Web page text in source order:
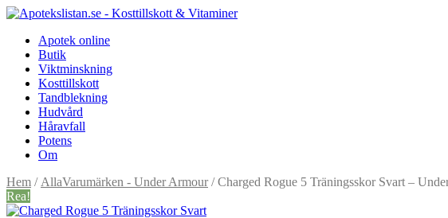
Apotek online
Butik
Viktminskning
Kosttillskott
Tandblekning
Hudvård
Håravfall
Potens
Om
Hem / AllaVarumärken - Under Armour/ Charged Rogue 5 Träningsskor Svart –
Rea!